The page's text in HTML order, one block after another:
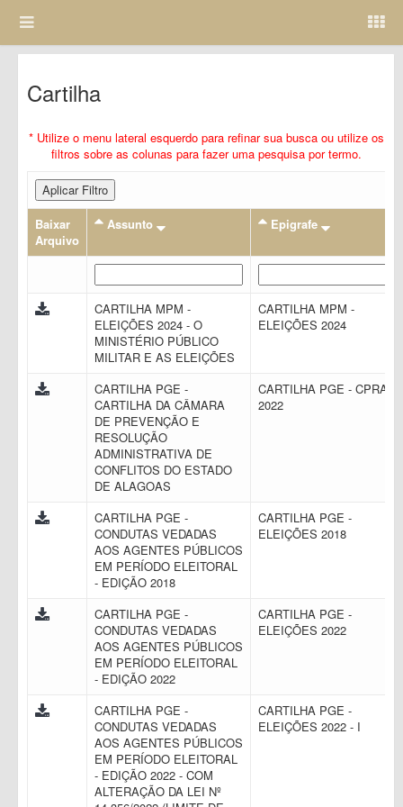
Cartilha
* Utilize o menu lateral esquerdo para refinar sua busca ou utilize os
filtros sobre as colunas para fazer uma pesquisa por termo.
Aplicar Filtro
Baixar
Arquivo
Assunto Epigrafe
CARTILHA MPM -
ELEIÇÕES 2024 - O
MINISTÉRIO PÚBLICO
MILITAR E AS ELEIÇÕES
CARTILHA MPM -
ELEIÇÕES 2024
CARTILHA PGE -
CARTILHA DA CÂMARA
DE PREVENÇÃO E
RESOLUÇÃO
ADMINISTRATIVA DE
CONFLITOS DO ESTADO
DE ALAGOAS
CARTILHA PGE - CPRAC
2022
CARTILHA PGE -
CONDUTAS VEDADAS
AOS AGENTES PÚBLICOS
EM PERÍODO ELEITORAL
- EDIÇÃO 2018
CARTILHA PGE -
ELEIÇÕES 2018
CARTILHA PGE -
CONDUTAS VEDADAS
AOS AGENTES PÚBLICOS
EM PERÍODO ELEITORAL
- EDIÇÃO 2022
CARTILHA PGE -
ELEIÇÕES 2022
CARTILHA PGE -
CONDUTAS VEDADAS
AOS AGENTES PÚBLICOS
EM PERÍODO ELEITORAL
- EDIÇÃO 2022 - COM
ALTERAÇÃO DA LEI Nº
CARTILHA PGE -
ELEIÇÕES 2022 - I